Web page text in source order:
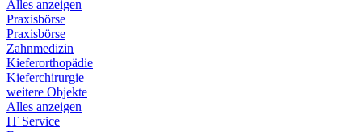
Alles anzeigen
Praxisbörse
Praxisbörse
Zahnmedizin
Kieferorthopädie
Kieferchirurgie
weitere Objekte
Alles anzeigen
IT Service